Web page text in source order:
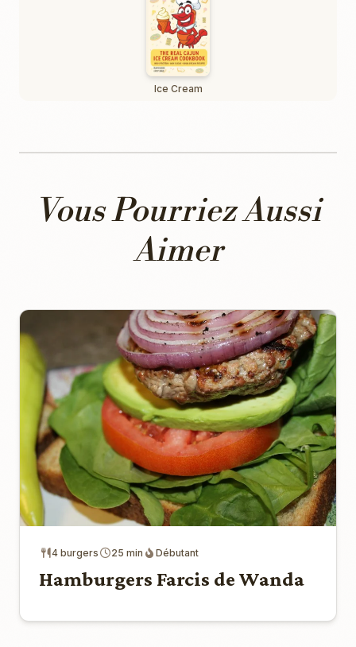
Ice Cream
Vous Pourriez Aussi
Aimer
4 burgers 25 min Débutant
Hamburgers Farcis de Wanda